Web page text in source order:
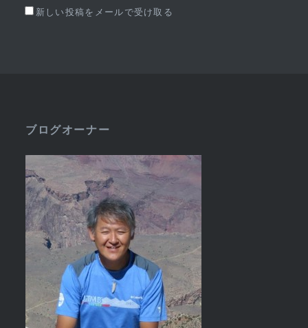
新しい投稿をメールで受け取る
ブログオーナー